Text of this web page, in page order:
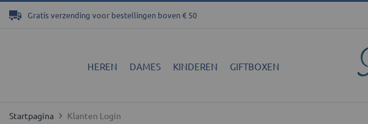
Gratis verzending voor bestellingen boven € 50naar
HEREN DAMES KINDEREN GIFTBOXEN
Startpagina Klanten Login